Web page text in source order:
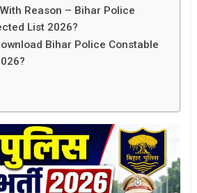
Reason – Bihar Police
List 2026?
Bihar Police Constable